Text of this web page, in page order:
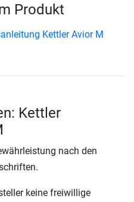
Produkt
Kettler Avior M
Kettler
nach den
keine freiwillige